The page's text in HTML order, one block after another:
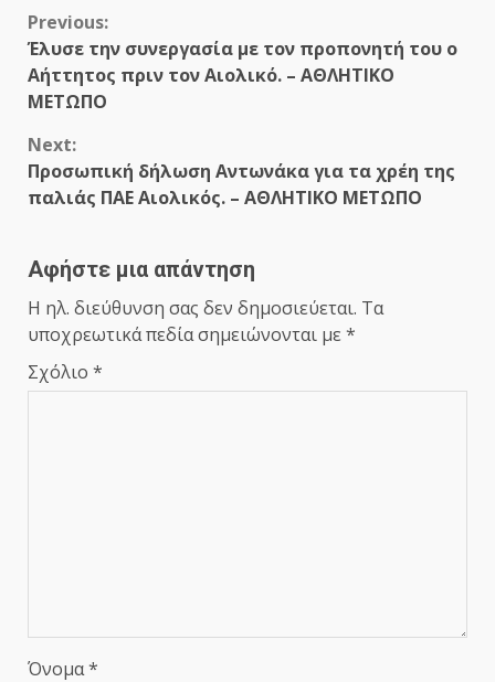
Continue
Reading
Previous:
Έλυσε την συνεργασία με τον προπονητή του ο
Αήττητος πριν τον Αιολικό. – ΑΘΛΗΤΙΚΟ
ΜΕΤΩΠΟ
Next:
Προσωπική δήλωση Αντωνάκα για τα χρέη της
παλιάς ΠΑΕ Αιολικός. – ΑΘΛΗΤΙΚΟ ΜΕΤΩΠΟ
Αφήστε μια απάντηση
Η ηλ. διεύθυνση σας δεν δημοσιεύεται. Τα
υποχρεωτικά πεδία σημειώνονται με *
Σχόλιο *
Όνομα*